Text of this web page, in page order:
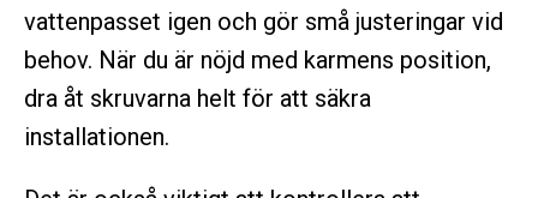
vattenpasset igen och gör små justeringar vid
behov. När du är nöjd med karmens position,
dra åt skruvarna helt för att säkra
installationen.